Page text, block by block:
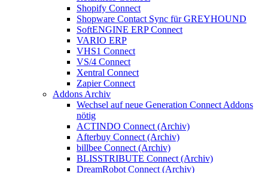
Shopify Connect
Shopware Contact Sync für GREYHOUND
SoftENGINE ERP Connect
VARIO ERP
VHS1 Connect
VS/4 Connect
Xentral Connect
Zapier Connect
Addons Archiv
Wechsel auf neue Generation Connect Addons
nötig
ACTINDO Connect (Archiv)
Afterbuy Connect (Archiv)
billbee Connect (Archiv)
BLISSTRIBUTE Connect (Archiv)
DreamRobot Connect (Archiv)